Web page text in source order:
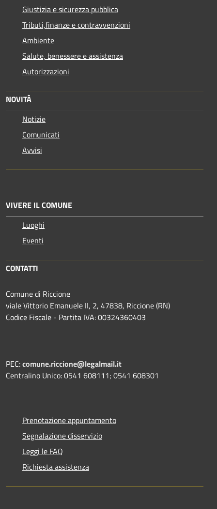
Giustizia e sicurezza pubblica
Tributi,finanze e contravvenzioni
Ambiente
Salute, benessere e assistenza
Autorizzazioni
NOVITÀ
Notizie
Comunicati
Avvisi
VIVERE IL COMUNE
Luoghi
Eventi
CONTATTI
Comune di Riccione
viale Vittorio Emanuele II, 2, 47838, Riccione (RN)
Codice Fiscale - Partita IVA: 00324360403
PEC:comune.riccione@legalmail.it
Centralino Unico: 0541 608111; 0541 608301
Prenotazione appuntamento
Segnalazione disservizio
Leggi le FAQ
Richiesta assistenza